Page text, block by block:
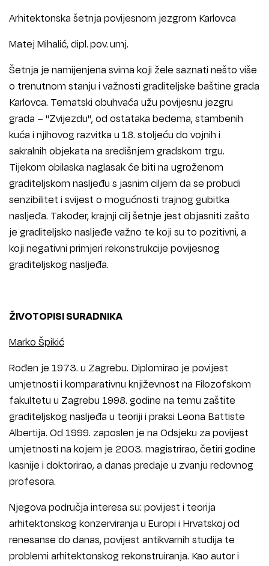
Arhitektonska šetnja povijesnom jezgrom Karlovca
Matej Mihalić, dipl. pov. umj.
Šetnja je namijenjena svima koji žele saznati nešto više
o trenutnom stanju i važnosti graditeljske baštine grada
Karlovca. Tematski obuhvaća užu povijesnu jezgru
grada – "Zvijezdu", od ostataka bedema, stambenih
kuća i njihovog razvitka u 18. stoljeću do vojnih i
sakralnih objekata na središnjem gradskom trgu.
Tijekom obilaska naglasak će biti na ugroženom
graditeljskom nasljeđu s jasnim ciljem da se probudi
senzibilitet i svijest o mogućnosti trajnog gubitka
nasljeđa. Također, krajnji cilj šetnje jest objasniti zašto
je graditeljsko nasljeđe važno te koji su to pozitivni, a
koji negativni primjeri rekonstrukcije povijesnog
graditeljskog nasljeđa.
ŽIVOTOPISI SURADNIKA
Marko Špikić
Rođen je 1973. u Zagrebu. Diplomirao je povijest
umjetnosti i komparativnu književnost na Filozofskom
fakultetu u Zagrebu 1998. godine na temu zaštite
graditeljskog nasljeđa u teoriji i praksi Leona Battiste
Albertija. Od 1999. zaposlen je na Odsjeku za povijest
umjetnosti na kojem je 2003. magistrirao, četiri godine
kasnije i doktorirao, a danas predaje u zvanju redovnog
profesora.
Njegova područja interesa su: povijest i teorija
arhitektonskog konzerviranja u Europi i Hrvatskoj od
renesanse do danas, povijest antikvarnih studija te
problemi arhitektonskog rekonstruiranja. Kao autor i